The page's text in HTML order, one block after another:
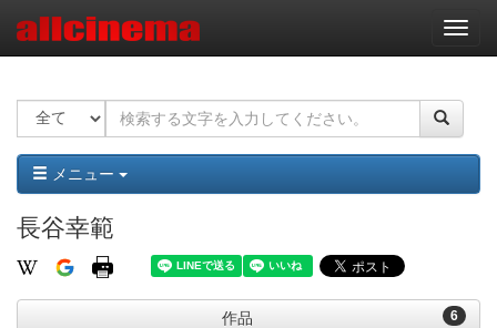
ナ
ビ
ー
ョ
ン
メニュー
長谷幸範
6
作品